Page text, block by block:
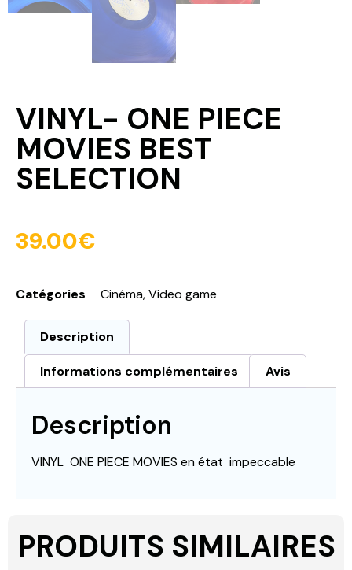
VINYL- ONE PIECE
MOVIES BEST
SELECTION
39.00€
Catégories Cinéma,Video game
Description
Informations complémentaires Avis
Description
VINYL ONE PIECE MOVIES en état impeccable
PRODUITS SIMILAIRES